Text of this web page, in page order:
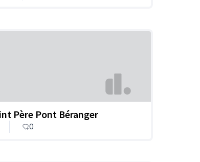
Père Pont Béranger
0